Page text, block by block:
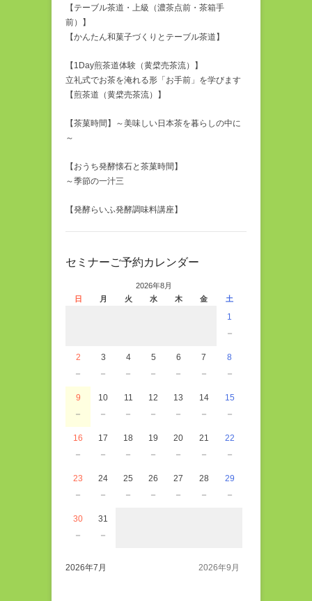
【テーブル茶道・上級（濃茶点前・茶箱手
前）】
【かんたん和菓子づくりとテーブル茶道】
【1Day煎茶道体験（黄檗売茶流）】
立礼式でお茶を淹れる形「お手前」を学びます
【煎茶道（黄檗売茶流）】
【茶菓時間】～美味しい日本茶を暮らしの中に
～
【おうち発酵懐石と茶菓時間】
～季節の一汁三
【発酵らいふ発酵調味料講座】
セミナーご予約カレンダー
2026年8月
日
月 火 水 木 金 土
1
－
2
－
3
－
4
－
5
－
6
－
7
－
8
－
9
－
10
－
11
－
12
－
13
－
14
－
15
－
16
－
17
－
18
－
19
－
20
－
21
－
22
－
23
－
24
－
25
－
26
－
27
－
28
－
29
－
30
－
31
－
2026年7月 2026年9月